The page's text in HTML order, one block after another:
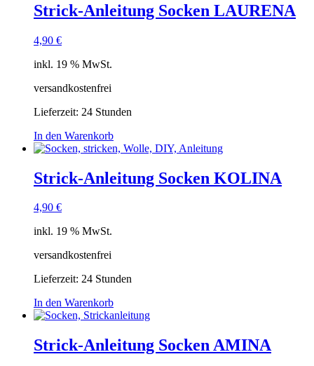
Strick-Anleitung Socken LAURENA
4,90 €
inkl. 19 % MwSt.
versandkostenfrei
Lieferzeit: 24 Stunden
In den Warenkorb
Strick-Anleitung Socken KOLINA
4,90 €
inkl. 19 % MwSt.
versandkostenfrei
Lieferzeit: 24 Stunden
In den Warenkorb
Strick-Anleitung Socken AMINA